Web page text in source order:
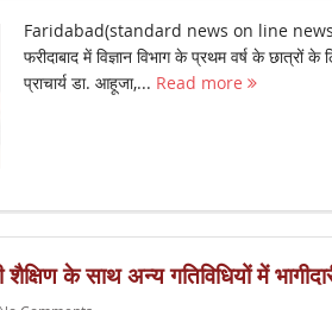
Faridabad(standard news on line
फरीदाबाद में विज्ञान विभाग के प्रथम वर्ष के
प्राचार्य डा. आहूजा,... Read more
के साथ अन्य गतिविधियों में